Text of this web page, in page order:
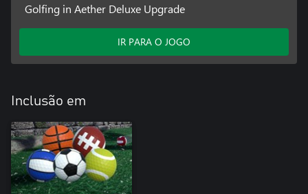
Golfing in Aether Deluxe Upgrade
IR PARA O JOGO
Inclusão em